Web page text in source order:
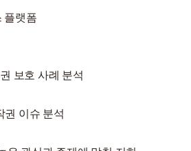
플랫폼
보호 사례 분석
권 이슈 분석